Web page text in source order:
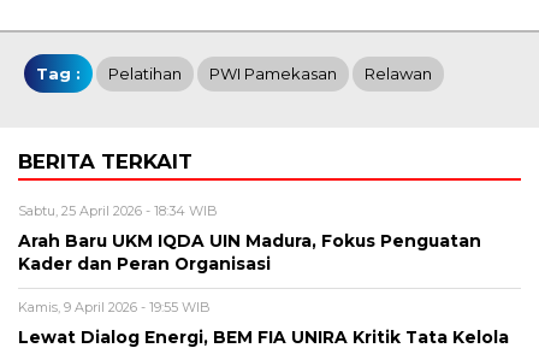
Tag : Pelatihan PWI Pamekasan Relawan
BERITA TERKAIT
Sabtu, 25 April 2026 - 18:34 WIB
Arah Baru UKM IQDA UIN Madura, Fokus Penguatan
Kader dan Peran Organisasi
Kamis, 9 April 2026 - 19:55 WIB
Lewat Dialog Energi, BEM FIA UNIRA Kritik Tata Kelola